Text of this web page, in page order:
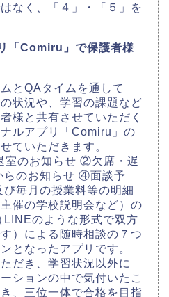
なく、「４」・「５」を
「Comiru」で保護者様
とQAタイムを通して
状況や、学習の課題など
様と共有させていただく
ルアプリ「Comiru」の
ていただきます。
室のお知らせ ②欠席・遅
のお知らせ ④面談予
毎月の授業料等の明細
催の学校説明会など）の
のような形式で双方
）による随時相談の７つ
となったアプリです。
だき、学習状況以外に
ションの中で気付いたこ
、三位一体で合格を目指